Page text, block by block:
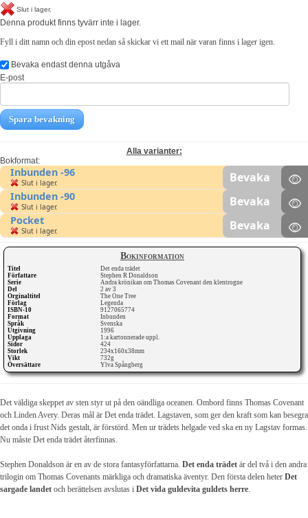
Bokinformation
Titel
Det enda trädet
Författare
Stephen R Donaldson
Serie
Andra krönikan om Thomas Covenant den klentrogne
Del
2 av 3
Orginaltitel
The One Tree
Förlag
Legenda
ISBN-10
9127065774
Format
Inbunden
Språk
Svenska
Utgivning
1996
Upplaga
1:a kartonnerade uppl.
Sidor
424
Storlek
234x160x38mm
Vikt
732g
Översättare
Ylva Spångberg
Slut i lager.
Denna produkt finns tyvärr inte i lager.
Fyll i ditt namn och din epost nedan så skickar vi ett mail när varan finns i lager igen.
Bevaka endast denna utgåva
E-post
Spara bevakning
Alla varianter:
Bokformat:
Inbunden -96
Slut i lager. Bevaka
Inbunden -90
Slut i lager. Bevaka
Pocket
Slut i lager. Bevaka
Det väldiga skeppet av sten styr ut på den oändliga oceanen. Ombord finns Thomas Covenant
och Linden Avery. Deras mål är Det enda trädet. Lagstaven, som ger den kraft som kan besegra
det onda i frust Nids gestalt, är förstörd. Men ur trädets helgade ved ska en ny Lagstav formas.
Nu måste Det enda trädet återfinnas.
Stephen Donaldson är en av de stora fantasyförfattarna. Det enda trädet är del två i den andra
trilogin om Thomas Covenants märkliga och dramatiska äventyr. Den första delen heter Det
sargade landet och berättelsen avslutas i Det vida guldevita guldets herre.